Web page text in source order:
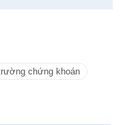
chứng khoán